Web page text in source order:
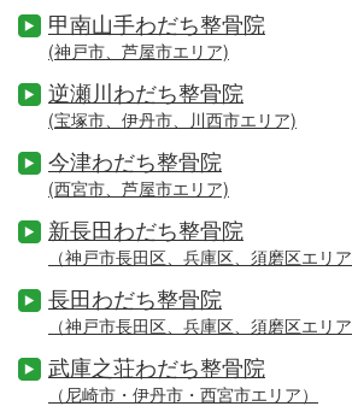
甲南山手わだち整骨院
(神戸市、芦屋市エリア)
逆瀬川わだち整骨院
(宝塚市、伊丹市、川西市エリア)
今津わだち整骨院
(西宮市、芦屋市エリア)
新長田わだち整骨院
（神戸市長田区、兵庫区、須磨区エリア
長田わだち整骨院
（神戸市長田区、兵庫区、須磨区エリア
武庫之荘わだち整骨院
（尼崎市・伊丹市・西宮市エリア）